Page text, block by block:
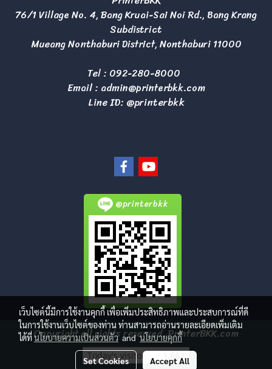
76/1 Village No. 4, Bang Kruai-Sai Noi Rd., Bang Krang
Subdistrict
Mueang Nonthaburi District, Nonthaburi 11000
Tel : 092-280-8000
Email : admin@printerbkk.com
Line ID: @printerbkk
@printerbkk
Copyright all rights reserved. PrinterBKK.com
Today's visitor 1,662
เว็บไซต์นี้มีการใช้งานคุกกี้ เพื่อเพิ่มประสิทธิภาพและประสบการณ์ที่ดี
ในการใช้งานเว็บไซต์ของท่าน ท่านสามารถอ่านรายละเอียดเพิ่มเติม
ได้ที่นโยบายความเป็นส่วนตัวandนโยบายคุกกี้
Set Cookies Accept All